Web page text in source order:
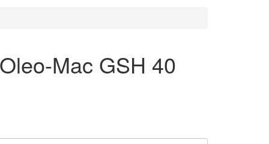
Mac GSH 40